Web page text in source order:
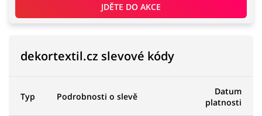
JDĚTE DO AKCE
dekortextil.cz slevové kódy
Typ Podrobnosti o slevě
Datum
platnosti